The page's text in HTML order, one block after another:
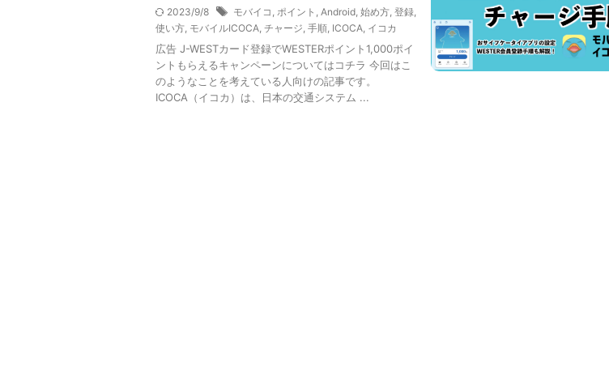
2023/9/8 モバイコ ポイント Android 始め方 登録
使い方 モバイルICOCA チャージ 手順 ICOCA イコカ
広告 J-WESTカード登録でWESTERポイント1,000ポイ
ントもらえるキャンペーンについてはコチラ 今回はこ
のようなことを考えている人向けの記事です。
ICOCA（イコカ）は、日本の交通システム ...